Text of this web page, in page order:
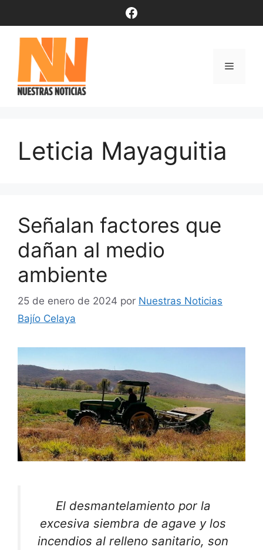
contenido
Facebook
Menú
Leticia Mayaguitia
Señalan factores que
dañan al medio
ambiente
25 de enero de 2024 por Nuestras Noticias
Bajío Celaya
El desmantelamiento por la
excesiva siembra de agave y los
incendios al relleno sanitario, son